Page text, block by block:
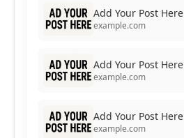
Add Your Post Here
example.com
Add Your Post Here
example.com
Add Your Post Here
example.com